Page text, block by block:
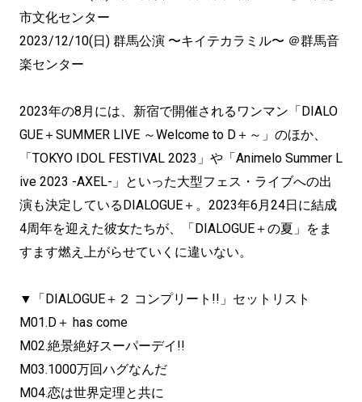
市文化センター
2023/12/10(日) 群馬公演 〜キイテカラミル〜 ＠群馬音
楽センター
2023年の8月には、新宿で開催されるワンマン「DIALO
GUE＋SUMMER LIVE ～Welcome to D＋～」のほか、
「TOKYO IDOL FESTIVAL 2023」や「Animelo Summer L
ive 2023 -AXEL-」といった大型フェス・ライブへの出
演も決定しているDIALOGUE＋。2023年6月24日に結成
4周年を迎えた彼女たちが、「DIALOGUE＋の夏」をま
すます燃え上がらせていくに違いない。
▼「DIALOGUE＋２ コンプリート!!」セットリスト
M01.D＋ has come
M02.絶景絶好スーパーデイ!!
M03.1000万回ハグなんだ
M04.恋は世界定理と共に